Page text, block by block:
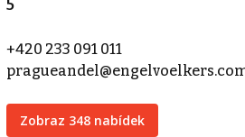
5
+420 233 091 011
Zobraz 348 nabídek